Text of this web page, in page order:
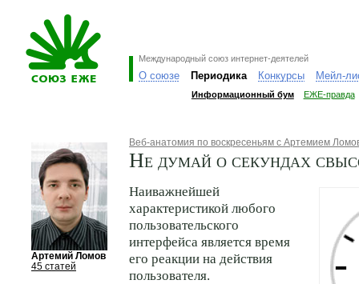
Международный союз интернет-деятелей
О союзе Периодика Конкурсы Мейл-
Информационный бум ЕЖЕ-правда
Артемий Ломов
45 статей
Веб-анатомия по воскресеньям с Артемием
Не думай о секундах
Наиважнейшей
характеристикой любого
пользовательского
интерфейса является время
его реакции на действия
пользователя.